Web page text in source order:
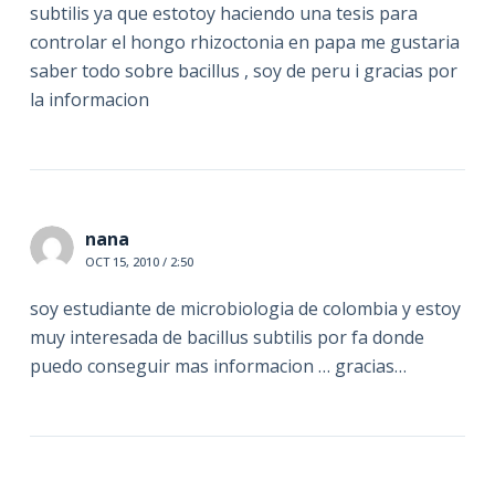
subtilis ya que estotoy haciendo una tesis para
controlar el hongo rhizoctonia en papa me gustaria
saber todo sobre bacillus , soy de peru i gracias por
la informacion
nana
OCT 15, 2010 / 2:50
soy estudiante de microbiologia de colombia y estoy
muy interesada de bacillus subtilis por fa donde
puedo conseguir mas informacion … gracias…